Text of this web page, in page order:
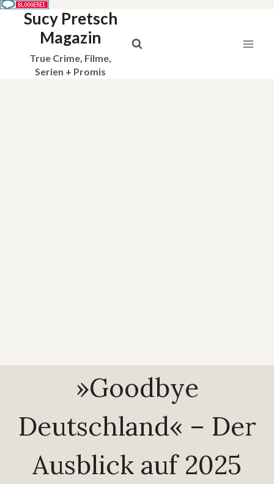
Sucy Pretsch
Magazin
True Crime, Filme,
Serien + Promis
»Goodbye
Deutschland« – Der
Ausblick auf 2025